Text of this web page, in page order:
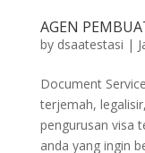
AGEN
by dsaatestasi |
Document
terjemah,
pengurusan visa
anda yang ingin